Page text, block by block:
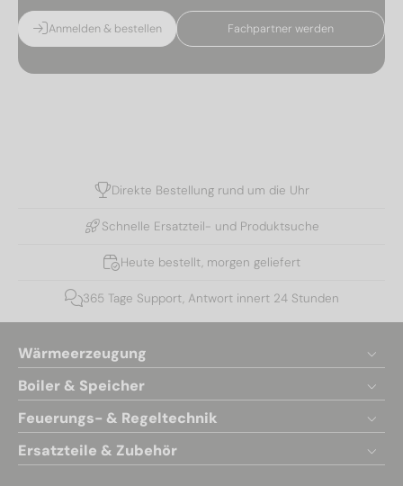
Anmelden & bestellen Fachpartner werden
Direkte Bestellung rund um die Uhr
Schnelle Ersatzteil- und Produktsuche
Heute bestellt, morgen geliefert
365 Tage Support, Antwort innert 24 Stunden
Wärmeerzeugung
Boiler & Speicher
Feuerungs- & Regeltechnik
Ersatzteile & Zubehör